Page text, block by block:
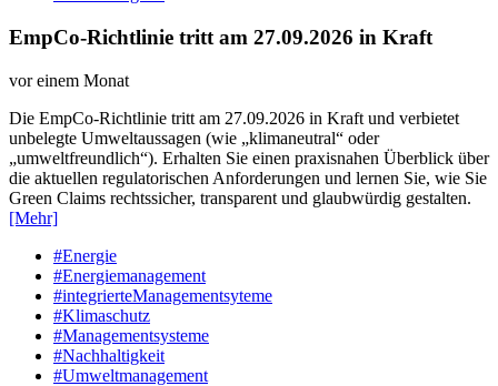
EmpCo-Richtlinie tritt am 27.09.2026 in Kraft
vor einem Monat
Die EmpCo-Richtlinie tritt am 27.09.2026 in Kraft und verbietet
unbelegte Umweltaussagen (wie „klimaneutral“ oder
„umweltfreundlich“). Erhalten Sie einen praxisnahen Überblick über
die aktuellen regulatorischen Anforderungen und lernen Sie, wie Sie
Green Claims rechtssicher, transparent und glaubwürdig gestalten.
[Mehr]
#Energie
#Energiemanagement
#integrierteManagementsyteme
#Klimaschutz
#Managementsysteme
#Nachhaltigkeit
#Umweltmanagement